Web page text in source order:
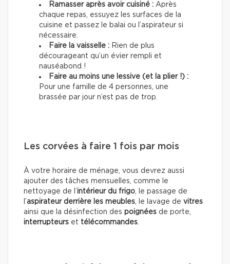
Ramasser après avoir cuisiné : Après
chaque repas, essuyez les surfaces de la
cuisine et passez le balai ou l’aspirateur si
nécessaire.
Faire la vaisselle : Rien de plus
décourageant qu’un évier rempli et
nauséabond !
Faire au moins une lessive (et la plier !) :
Pour une famille de 4 personnes, une
brassée par jour n’est pas de trop.
Les corvées à faire 1 fois par mois
À votre horaire de ménage, vous devrez aussi
ajouter des tâches mensuelles, comme le
nettoyage de l’intérieur du frigo , le passage de
l’aspirateur derrière les meubles , le lavage de vitres
ainsi que la désinfection des poignées de porte,
interrupteurs et télécommandes